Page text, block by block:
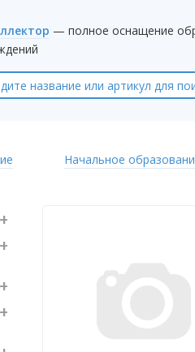
— полное оснащение
Начальное